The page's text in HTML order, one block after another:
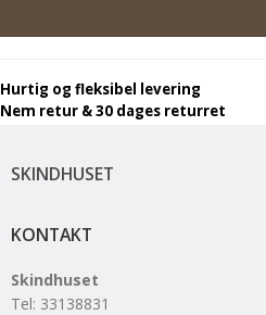
SKINDHUSET
KONTAKT
Skindhuset
Tel: 33138831
Hurtig og fleksibel levering
Nem retur & 30 dages returret